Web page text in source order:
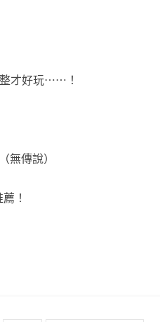
才好玩⋯⋯！
傳說）
！